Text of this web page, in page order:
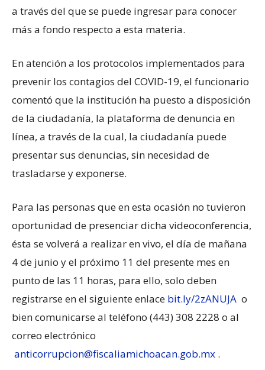
a través del que se puede ingresar para conocer
más a fondo respecto a esta materia.
En atención a los protocolos implementados para
prevenir los contagios del COVID-19, el funcionario
comentó que la institución ha puesto a disposición
de la ciudadanía, la plataforma de denuncia en
línea, a través de la cual, la ciudadanía puede
presentar sus denuncias, sin necesidad de
trasladarse y exponerse.
Para las personas que en esta ocasión no tuvieron
oportunidad de presenciar dicha videoconferencia,
ésta se volverá a realizar en vivo, el día de mañana
4 de junio y el próximo 11 del presente mes en
punto de las 11 horas, para ello, solo deben
registrarse en el siguiente enlace bit.ly/2zANUJA o
bien comunicarse al teléfono (443) 308 2228 o al
correo electrónico
anticorrupcion@fiscaliamichoacan.gob.mx .